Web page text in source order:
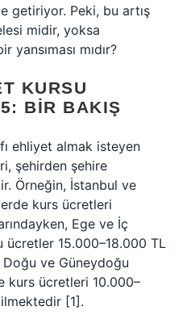
getiriyor. Peki, bu artış
midir, yoksa
mıdır?
KURSU
BIR BAKIŞ
ehliyet almak isteyen
şehirden şehire
Örneğin, İstanbul ve
kurs ücretleri
Ege ve İç
15.000–18.000 TL
ve Güneydoğu
kurs ücretleri 10.000–
[1].